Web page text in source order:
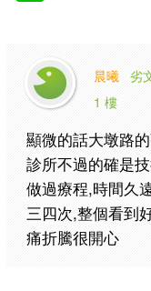
晨曦 劣
1 樓
顯微的話大墩路
診所不過的確是
做過療程,時間久
三四次,整個看到
痛折騰很開心